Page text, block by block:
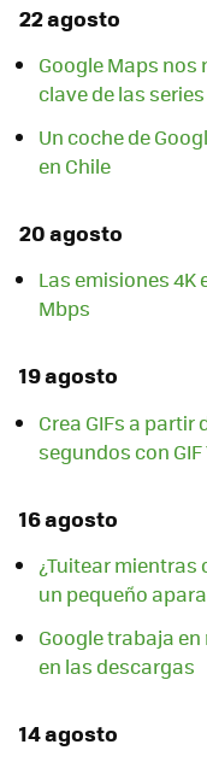
22 agosto
Google Maps nos
clave de las
Un coche de
en Chile
20 agosto
Las emisiones
Mbps
19 agosto
Crea GIFs a partir
segundos con GIF
16 agosto
¿Tuitear mientras
un pequeño
Google trabaja
en las descargas
14 agosto